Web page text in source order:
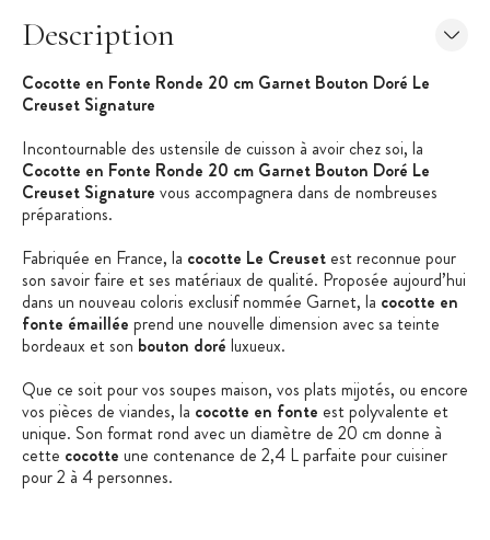
Description
Cocotte en Fonte Ronde 20 cm Garnet Bouton Doré Le
Creuset Signature
Incontournable des ustensile de cuisson à avoir chez soi, la
Cocotte en Fonte Ronde 20 cm Garnet Bouton Doré Le
Creuset Signature vous accompagnera dans de nombreuses
préparations.
Fabriquée en France, la cocotte Le Creuset est reconnue pour
son savoir faire et ses matériaux de qualité. Proposée aujourd’hui
dans un nouveau coloris exclusif nommée Garnet, la cocotte en
fonte émaillée prend une nouvelle dimension avec sa teinte
bordeaux et son bouton doré luxueux.
Que ce soit pour vos soupes maison, vos plats mijotés, ou encore
vos pièces de viandes, la cocotte en fonte est polyvalente et
unique. Son format rond avec un diamètre de 20 cm donne à
cette cocotte une contenance de 2,4 L parfaite pour cuisiner
pour 2 à 4 personnes.